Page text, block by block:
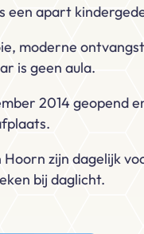
een apart
moderne
is geen aula.
2014 geopend
zijn dagelijk
bij daglicht.